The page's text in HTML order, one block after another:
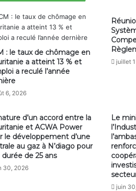
: le taux de chômage en
a atteint 13 % et
a reculé l’année
6, 2026
juillet
d’un accord entre la
et ACWA Power
le développement d’une
au gaz à N’diago pour
durée de 25 ans
30, 2026
Le
juin